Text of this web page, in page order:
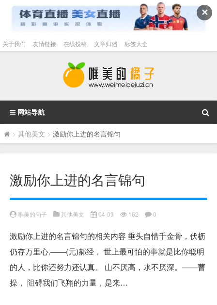
✕
关于我们 友情链接 在线投稿 文章归档 标签大全
网站导航
> 其他美文 > 激励你上进的名言锦句
激励你上进的名言锦句
唯美的句子 其他美文 04-03 162 0
激励你上进的名言锦句的相关内容 垂头自惜千金骨，伏枥
仍存万里心.——(元)郝经， 世上最可怕的事就是比你聪明
的人，比你还努力还认真。 山不厌高，水不厌深。——曹
操， 阻碍我们飞翔的力量，是来…